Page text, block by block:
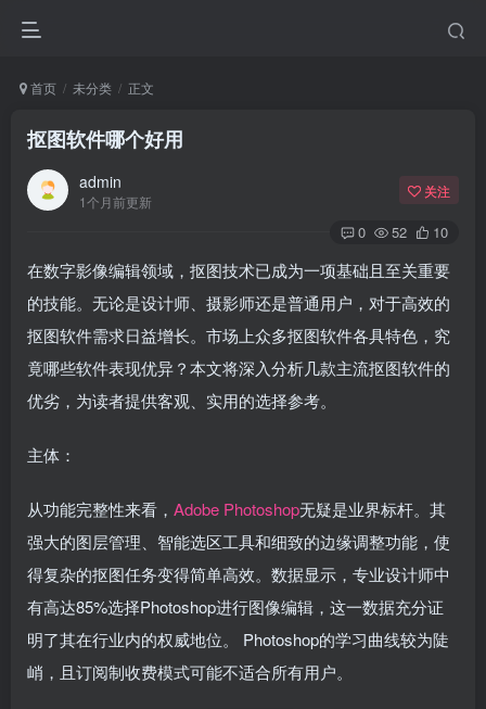
首页 未分类 正文
抠图软件哪个好用
admin
1个月前更新
关注
0 52 10
在数字影像编辑领域，抠图技术已成为一项基础且至关重要
的技能。无论是设计师、摄影师还是普通用户，对于高效的
抠图软件需求日益增长。市场上众多抠图软件各具特色，究
竟哪些软件表现优异？本文将深入分析几款主流抠图软件的
优劣，为读者提供客观、实用的选择参考。
主体：
从功能完整性来看， Adobe Photoshop无疑是业界标杆。其
强大的图层管理、智能选区工具和细致的边缘调整功能，使
得复杂的抠图任务变得简单高效。数据显示，专业设计师中
有高达85%选择Photoshop进行图像编辑，这一数据充分证
明了其在行业内的权威地位。 Photoshop的学习曲线较为陡
峭，且订阅制收费模式可能不适合所有用户。